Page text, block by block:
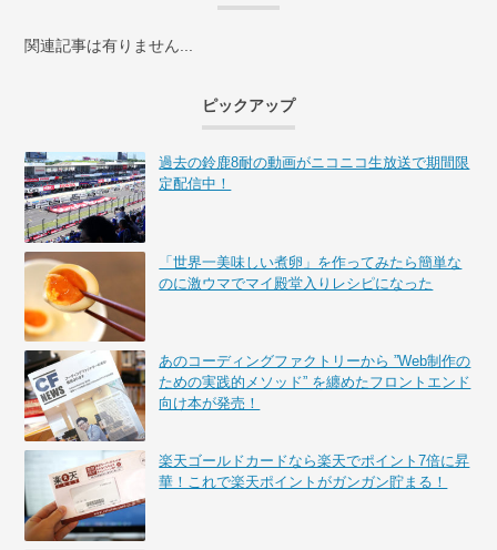
関連記事は有りません...
ピックアップ
過去の鈴鹿8耐の動画がニコニコ生放送で期間限
定配信中！
「世界一美味しい煮卵」を作ってみたら簡単な
のに激ウマでマイ殿堂入りレシピになった
あのコーディングファクトリーから ”Web制作の
ための実践的メソッド” を纏めたフロントエンド
向け本が発売！
楽天ゴールドカードなら楽天でポイント7倍に昇
華！これで楽天ポイントがガンガン貯まる！